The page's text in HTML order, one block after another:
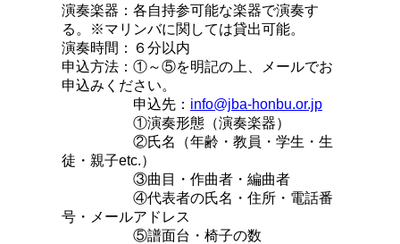
演奏楽器：各自持参可能な楽器で演奏す
る。※マリンバに関しては貸出可能。
演奏時間：６分以内
申込方法：①～⑤を明記の上、メールでお
申込みください。
申込先： info@jba-honbu.or.jp
①演奏形態（演奏楽器）
②氏名（年齢・教員・学生・生
徒・親子etc.）
③曲目・作曲者・編曲者
④代表者の氏名・住所・電話番
号・メールアドレス
⑤譜面台・椅子の数